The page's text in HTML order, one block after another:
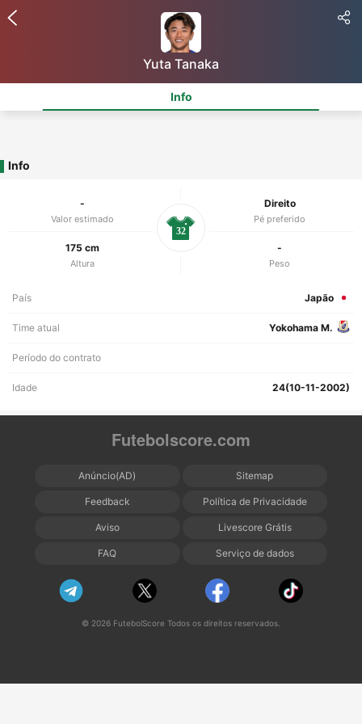
Yuta Tanaka
Info
Info
-
Valor estimado
Direito
Pé preferido
175 cm
Altura
-
Peso
32
País Japão
Time atual Yokohama M.
Período do contrato
Idade 24(10-11-2002)
Futebolscore.com
Anúncio(AD) Sitemap
Feedback Política de Privacidade
Aviso Livescore Grátis
FAQ Serviço de dados
© 2026 FutebolScore Todos os direitos reservados.